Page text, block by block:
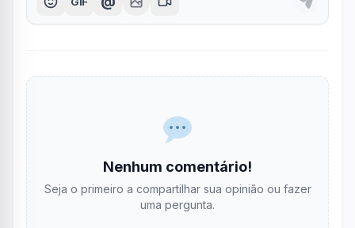
Nenhum comentário!
Seja o primeiro a compartilhar sua opinião ou fazer
uma pergunta.